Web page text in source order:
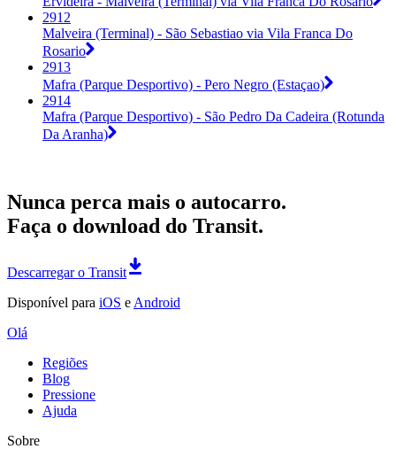
2912
Malveira (Terminal) - São Sebastiao via Vila Franca Do
Rosario
2913
Mafra (Parque Desportivo) - Pero Negro (Estaçao)
2914
Mafra (Parque Desportivo) - São Pedro Da Cadeira (Rotunda
Da Aranha)
Nunca perca mais o autocarro.
Faça o download do Transit.
Descarregar o Transit
Disponível para iOS e Android
Olá
Regiões
Blog
Pressione
Ajuda
Sobre